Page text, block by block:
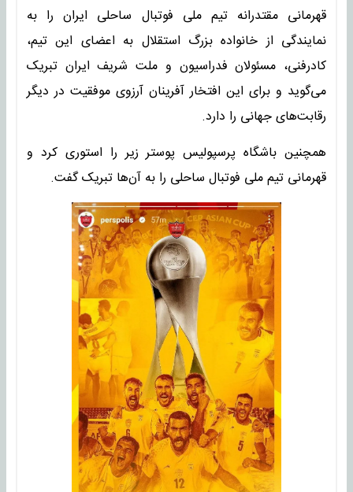
قهرمانی مقتدرانه تیم ملی فوتبال ساحلی ایران را به
نمایندگی از خانواده بزرگ استقلال به اعضای این تیم،
کادرفنی، مسئولان فدراسیون و ملت شریف ایران تبریک
می‌گوید و برای این افتخار آفرینان آرزوی موفقیت در دیگر
رقابت‌های جهانی را دارد.
همچنین باشگاه پرسپولیس پوستر زیر را استوری کرد و
قهرمانی تیم ملی فوتبال ساحلی را به آن‌ها تبریک گفت.